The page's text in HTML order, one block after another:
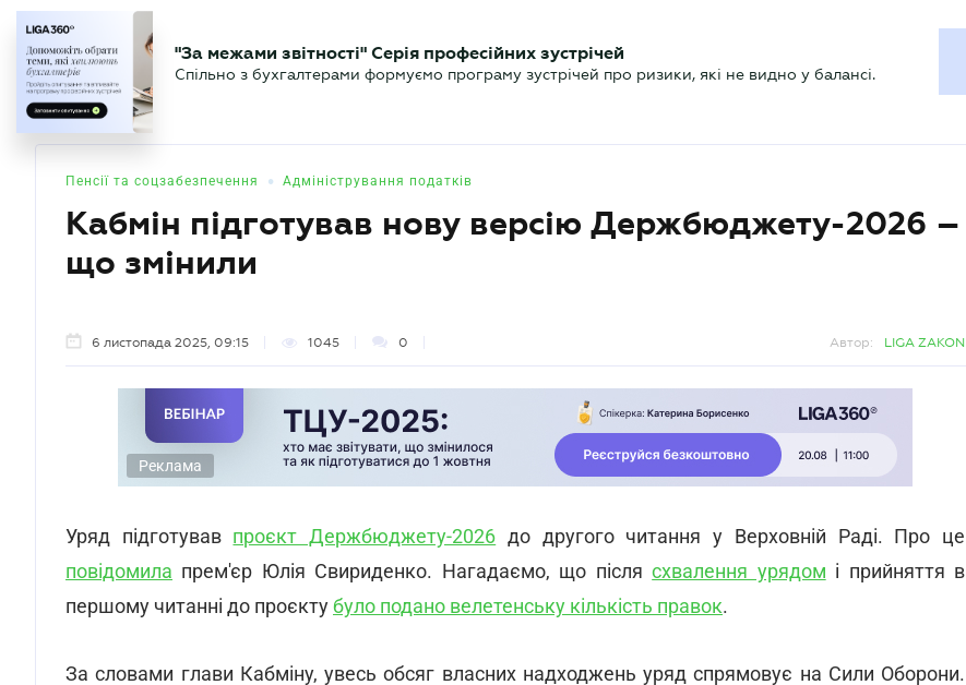
БУХГАЛТЕР Новини Аналітика Календар Актуально
"За межами звітності" Серія професійних зустрічей
Спільно з бухгалтерами формуємо програму зустрічей про ризики, які не видно у балансі.
Пенсії та соцзабезпечення • Адміністрування податків
Кабмін підготував нову версію Держбюджету-2026 –
що змінили
6 листопада 2025, 09:15 1045 0 Автор: LIGA ZAKON
Реклама
Уряд підготував проєкт Держбюджету-2026 до другого читання у Верховній Раді. Про це
повідомила прем'єр Юлія Свириденко. Нагадаємо, що післясхвалення урядом і прийняття в
першому читанні до проєктубуло подано велетенську кількість правок.
За словами глави Кабміну, увесь обсяг власних надходжень уряд спрямовує на Сили Оборони.